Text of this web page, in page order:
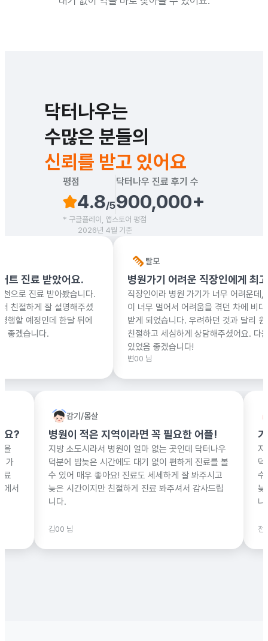
닥터나우는
수많은 분들의
신뢰를 받고 있어요
평점
4.8/5
닥터나우 진료 후기 수
900,000+
* 구글플레이, 앱스토어 평점
2026년 4월 기준
이제 멀어
살면서 봬온
기 쉽도록
선생님께 진
주하시는 분
병원가기 어려운 직장인에게 최고의 어플!
직장인이라 병원 가기가 너무 어려운데, 다니는 병원
이 너무 멀어서 어려움을 겪던 차에 비대면 진료를
받게 되었습니다. 우려하던 것과 달리 원장선생님이
친절하고 세심하게 상담해주셨어요. 다음에 또 뵐 수
병원이 적은 지역이라면
지방 소도시라서 병원이 얼마
덕분에 밤늦은 시간에도 대기
수 있어 매우 좋아요! 진료도
늦은 시간이지만 친절하게 진
이렇게 연휴에 많이 아플까요?
대 근무하는 맞벌이 부부라 애 둘을
대기하는 게 쉬운 일이 아니에요. 가
을 먹여야 할 것 같아서 비대면진료
. 퇴근 중인 애들 아빠에게 약국에서
니 너무 편하네요!